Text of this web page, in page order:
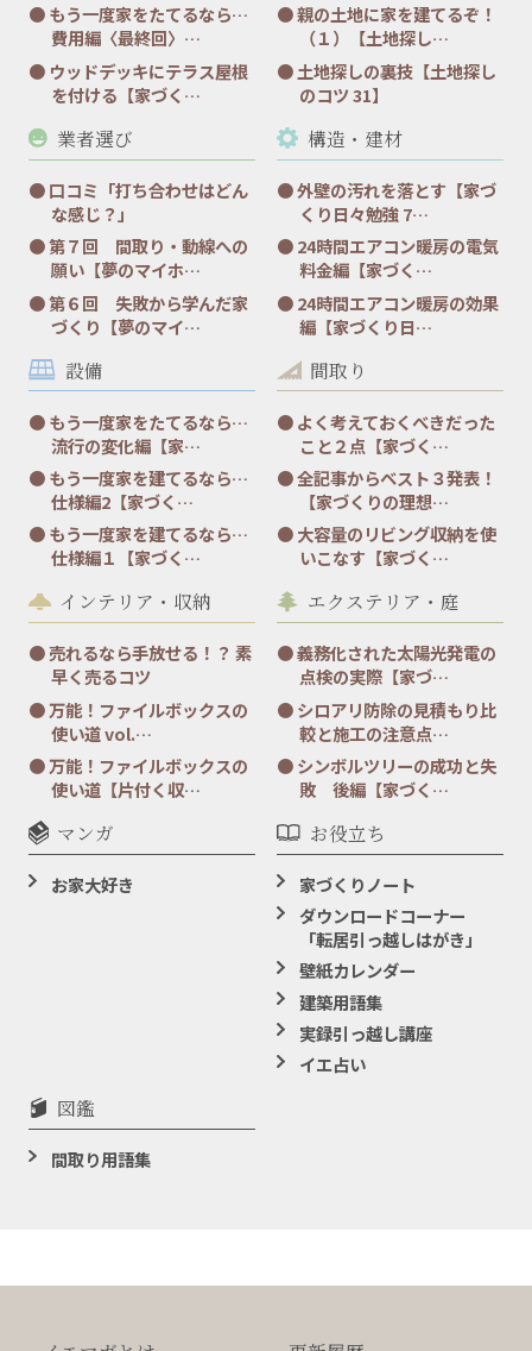
もう一度家をたてるなら…
費用編〈最終回〉…
ウッドデッキにテラス屋根
を付ける【家づく…
親の土地に家を建てるぞ！
（１）【土地探し…
土地探しの裏技【土地探し
のコツ 31】
業者選び
口コミ「打ち合わせはどん
な感じ？」
第７回 間取り・動線への
願い【夢のマイホ…
第６回 失敗から学んだ家
づくり【夢のマイ…
構造・建材
外壁の汚れを落とす【家づ
くり日々勉強 7…
24時間エアコン暖房の電気
料金編【家づく…
24時間エアコン暖房の効果
編【家づくり日…
設備
もう一度家をたてるなら…
流行の変化編【家…
もう一度家を建てるなら…
仕様編2【家づく…
もう一度家を建てるなら…
仕様編１【家づく…
間取り
よく考えておくべきだった
こと２点【家づく…
全記事からベスト３発表！
【家づくりの理想…
大容量のリビング収納を使
いこなす【家づく…
インテリア・収納
売れるなら手放せる！？ 素
早く売るコツ
万能！ファイルボックスの
使い道 vol.…
万能！ファイルボックスの
使い道【片付く収…
エクステリア・庭
義務化された太陽光発電の
点検の実際【家づ…
シロアリ防除の見積もり比
較と施工の注意点…
シンボルツリーの成功と失
敗 後編【家づく…
マンガ
お家大好き
お役立ち
家づくりノート
ダウンロードコーナー
「転居引っ越しはがき」
壁紙カレンダー
建築用語集
実録引っ越し講座
イエ占い
図鑑
間取り用語集